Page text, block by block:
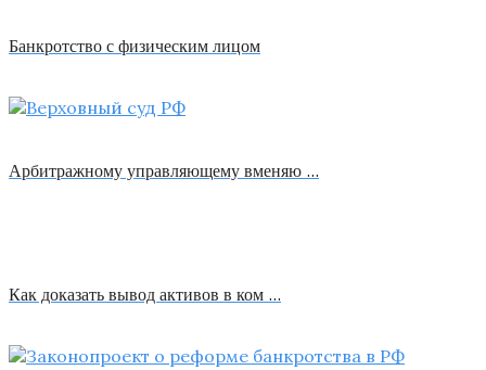
Банкротство с физическим лицом
Арбитражному управляющему вменяю …
Как доказать вывод активов в ком …